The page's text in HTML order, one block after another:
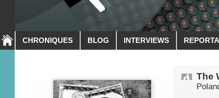
CHRONIQUES BLOG INTERVIEWS
The